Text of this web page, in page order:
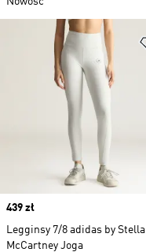
Price
439 zł
Legginsy 7/8 adidas by Stella
McCartney Joga